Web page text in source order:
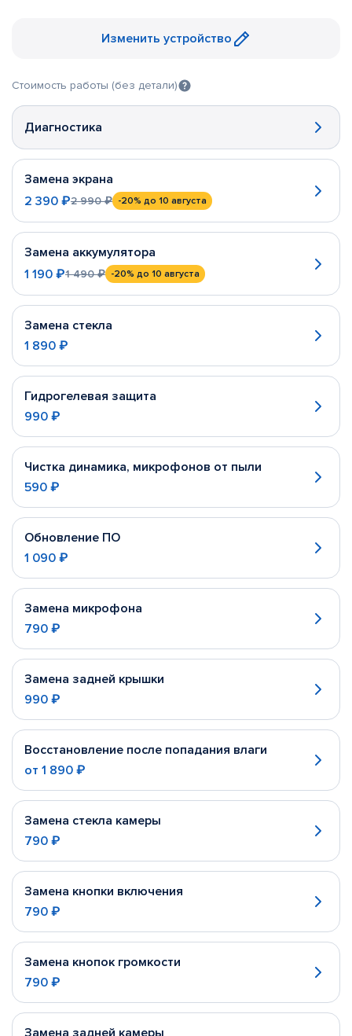
Изменить устройство
Стоимость работы (без детали)
Диагностика
Замена экрана
2 390 ₽2 990 ₽ -20% до 10 августа
Замена аккумулятора
1 190 ₽1 490 ₽ -20% до 10 августа
Замена стекла
1 890 ₽
Гидрогелевая защита
990 ₽
Чистка динамика, микрофонов от пыли
590 ₽
Обновление ПО
1 090 ₽
Замена микрофона
790 ₽
Замена задней крышки
990 ₽
Восстановление после попадания влаги
от 1 890 ₽
Замена стекла камеры
790 ₽
Замена кнопки включения
790 ₽
Замена кнопок громкости
790 ₽
Замена задней камеры